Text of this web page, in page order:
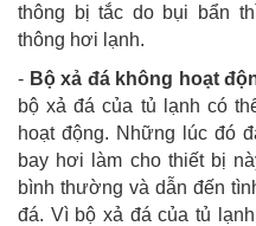
thông bị tắc do bụi bẩn
thông hơi lạnh.
- Bộ xả đá không hoạt
bộ xả đá của tủ lạnh có
hoạt động. Những lúc đó
bay hơi làm cho thiết bị
bình thường và dẫn đến
đá. Vì bộ xả đá của tủ